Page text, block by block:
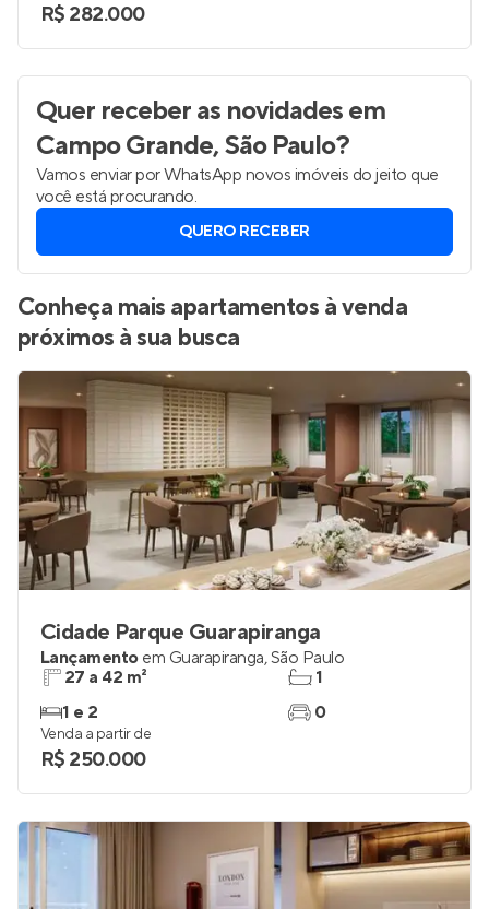
R$ 282.000
Quer receber as novidadesem
Campo Grande, São Paulo?
Vamos enviar por WhatsApp novos imóveis do jeito que
você está procurando.
QUERO RECEBER
Conheça mais apartamentos à venda
próximos à sua busca
Cidade Parque Guarapiranga
Lançamento em Guarapiranga,São Paulo
27 a 42 m²
1 e 2
1
0
Venda a partir de
R$ 250.000